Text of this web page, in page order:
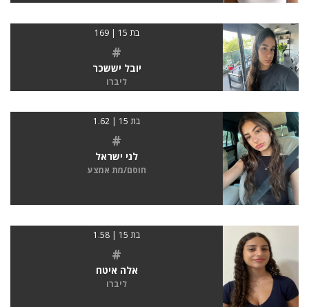
בת 15 | 169
#
יובל יששכר
ליברו
בת 15 | 1.62
#
לני ישראל
חוסם/מת אמצע
בת 15 | 1.58
#
אלה איטח
ליברו